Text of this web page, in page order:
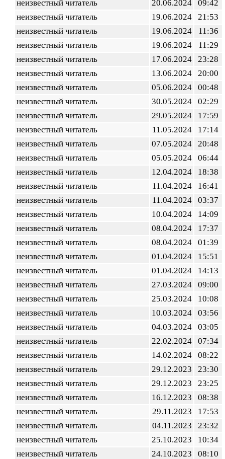
неизвестный читатель
20.06.2024
09:42
неизвестный читатель
19.06.2024
21:53
неизвестный читатель
19.06.2024
11:36
неизвестный читатель
19.06.2024
11:29
неизвестный читатель
17.06.2024
23:28
неизвестный читатель
13.06.2024
20:00
неизвестный читатель
05.06.2024
00:48
неизвестный читатель
30.05.2024
02:29
неизвестный читатель
29.05.2024
17:59
неизвестный читатель
11.05.2024
17:14
неизвестный читатель
07.05.2024
20:48
неизвестный читатель
05.05.2024
06:44
неизвестный читатель
12.04.2024
18:38
неизвестный читатель
11.04.2024
16:41
неизвестный читатель
11.04.2024
03:37
неизвестный читатель
10.04.2024
14:09
неизвестный читатель
08.04.2024
17:37
неизвестный читатель
08.04.2024
01:39
неизвестный читатель
01.04.2024
15:51
неизвестный читатель
01.04.2024
14:13
неизвестный читатель
27.03.2024
09:00
неизвестный читатель
25.03.2024
10:08
неизвестный читатель
10.03.2024
03:56
неизвестный читатель
04.03.2024
03:05
неизвестный читатель
22.02.2024
07:34
неизвестный читатель
14.02.2024
08:22
неизвестный читатель
29.12.2023
23:30
неизвестный читатель
29.12.2023
23:25
неизвестный читатель
16.12.2023
08:38
неизвестный читатель
29.11.2023
17:53
неизвестный читатель
04.11.2023
23:32
неизвестный читатель
25.10.2023
10:34
неизвестный читатель
24.10.2023
08:10